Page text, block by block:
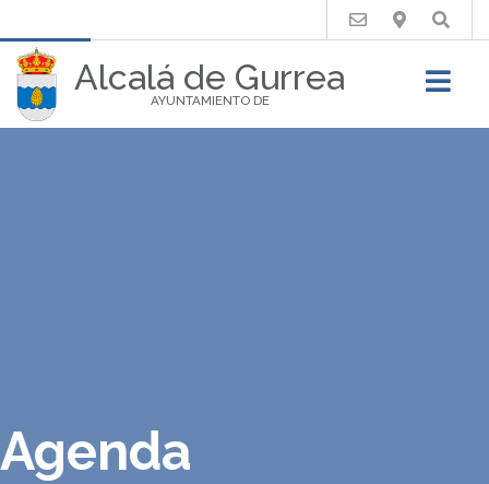
Alcalá de Gurrea
AYUNTAMIENTO DE
Buscar
Agenda